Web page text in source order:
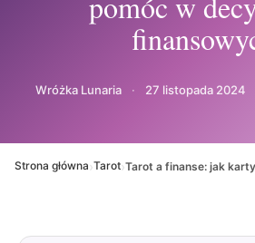
Wróżka Lunaria · 27 listopada 2024
Strona główna ›Tarot›